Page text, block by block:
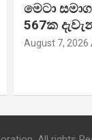
මෙටා
567ක
August 7, 2026